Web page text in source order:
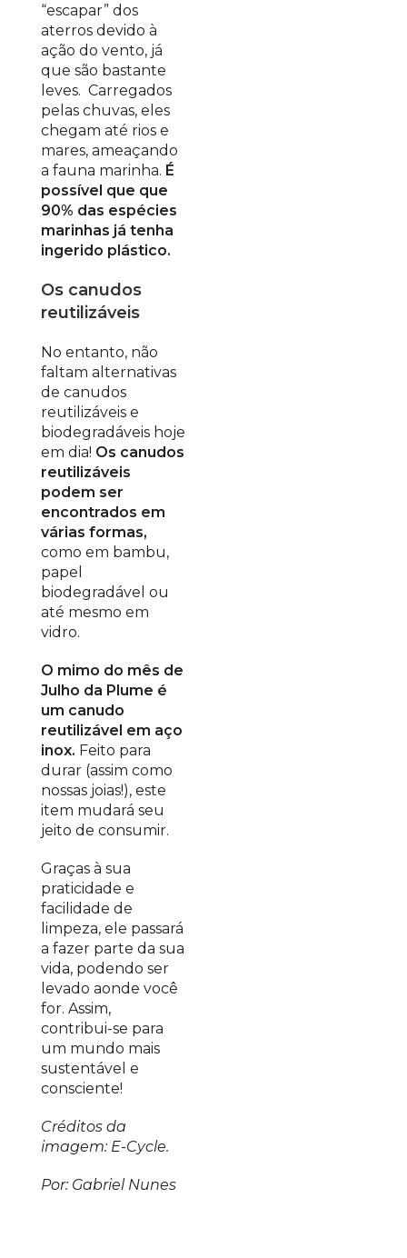
“escapar” dos
aterros devido à
ação do vento, já
que são bastante
leves. Carregados
pelas chuvas, eles
chegam até rios e
mares, ameaçando
a fauna marinha. É
possível que que
90% das espécies
marinhas já tenha
ingerido plástico.
Os canudos
reutilizáveis
No entanto, não
faltam alternativas
de canudos
reutilizáveis e
biodegradáveis hoje
em dia! Os canudos
reutilizáveis
podem ser
encontrados em
várias formas,
como em bambu,
papel
biodegradável ou
até mesmo em
vidro.
O mimo do mês de
Julho da Plume é
um canudo
reutilizável em aço
inox. Feito para
durar (assim como
nossas joias!), este
item mudará seu
jeito de consumir.
Graças à sua
praticidade e
facilidade de
limpeza, ele passará
a fazer parte da sua
vida, podendo ser
levado aonde você
for. Assim,
contribui-se para
um mundo mais
sustentável e
consciente!
Créditos da
imagem: E-Cycle.
Por: Gabriel Nunes